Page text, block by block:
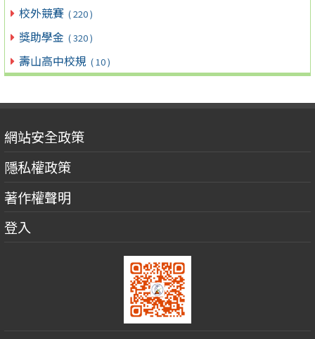
校外競賽 ( 220 )
獎助學金 ( 320 )
壽山高中校規 ( 10 )
網站安全政策
隱私權政策
著作權聲明
登入